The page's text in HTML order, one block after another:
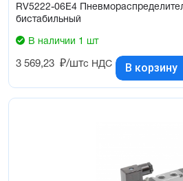
RV5222-06E4
бистабильный
В наличии 1 шт
3 569,23 ₽/штс НДС В корзину